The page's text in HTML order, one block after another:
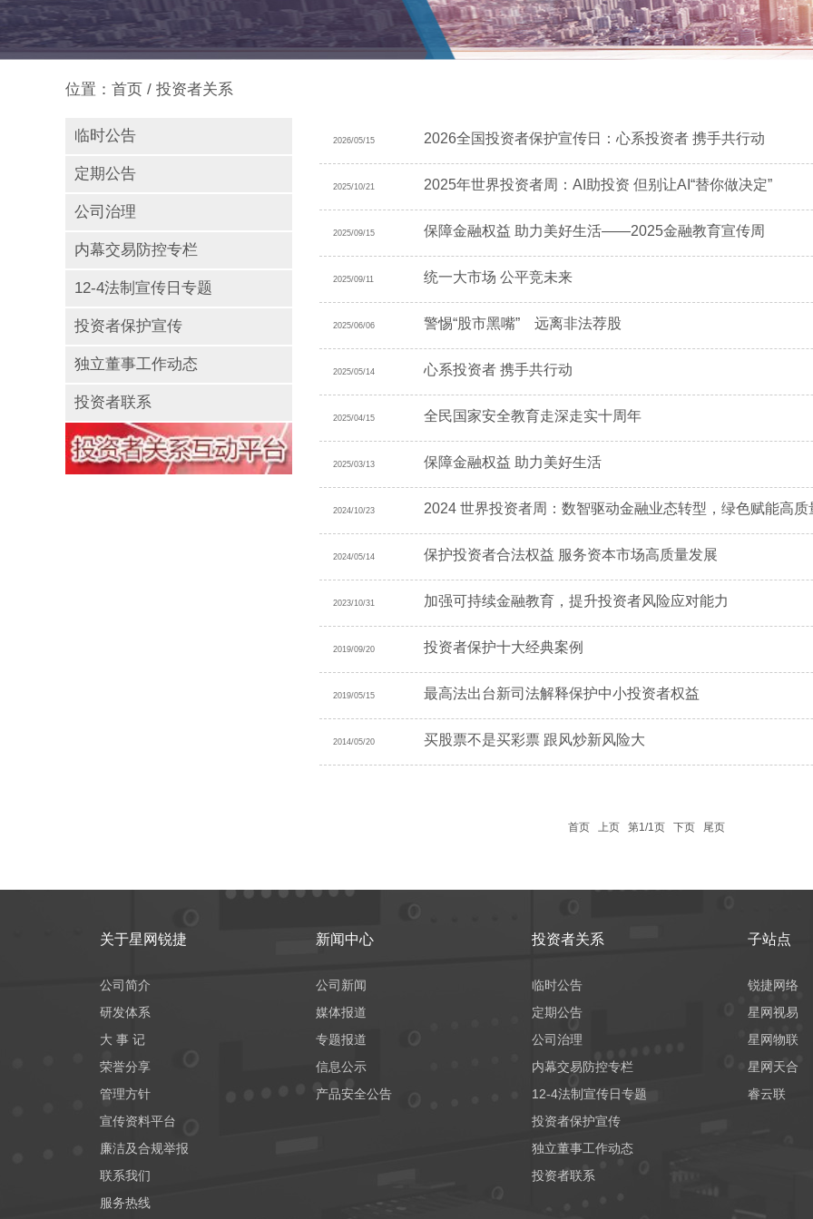
位置： 首页 / 投资者关系
临时公告
定期公告
公司治理
内幕交易防控专栏
12-4法制宣传日专题
投资者保护宣传
独立董事工作动态
投资者联系
2026/05/15 2026全国投资者保护宣传日：心系投资者 携手共行动
2025/10/21 2025年世界投资者周：AI助投资 但别让AI“替你做决定”
2025/09/15 保障金融权益 助力美好生活——2025金融教育宣传周
2025/09/11 统一大市场 公平竞未来
2025/06/06 警惕“股市黑嘴” 远离非法荐股
2025/05/14 心系投资者 携手共行动
2025/04/15 全民国家安全教育走深走实十周年
2025/03/13 保障金融权益 助力美好生活
2024/10/23 2024 世界投资者周：数智驱动金融业态转型，绿色赋能高质
2024/05/14 保护投资者合法权益 服务资本市场高质量发展
2023/10/31 加强可持续金融教育，提升投资者风险应对能力
2019/09/20 投资者保护十大经典案例
2019/05/15 最高法出台新司法解释保护中小投资者权益
2014/05/20 买股票不是买彩票 跟风炒新风险大
首页 上页第1/1页 下页 尾页
关于星网锐捷
公司简介
研发体系
大 事 记
荣誉分享
管理方针
宣传资料平台
廉洁及合规举报
联系我们
服务热线
新闻中心
公司新闻
媒体报道
专题报道
信息公示
产品安全公告
投资者关系
临时公告
定期公告
公司治理
内幕交易防控专栏
12-4法制宣传日专题
投资者保护宣传
独立董事工作动态
投资者联系
子站点
锐捷网络
星网视易
星网物联
星网天合
睿云联